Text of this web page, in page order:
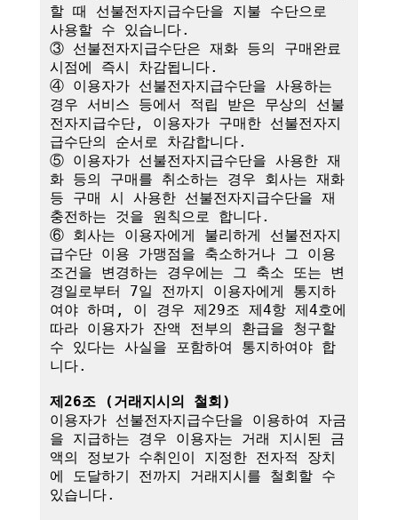
할 때 선불전자지급수단을 지불 수단으로
사용할 수 있습니다.
③ 선불전자지급수단은 재화 등의 구매완료
시점에 즉시 차감됩니다.
④ 이용자가 선불전자지급수단을 사용하는
경우 서비스 등에서 적립 받은 무상의 선불
전자지급수단, 이용자가 구매한 선불전자지
급수단의 순서로 차감합니다.
⑤ 이용자가 선불전자지급수단을 사용한 재
화 등의 구매를 취소하는 경우 회사는 재화
등 구매 시 사용한 선불전자지급수단을 재
충전하는 것을 원칙으로 합니다.
⑥ 회사는 이용자에게 불리하게 선불전자지
급수단 이용 가맹점을 축소하거나 그 이용
조건을 변경하는 경우에는 그 축소 또는 변
경일로부터 7일 전까지 이용자에게 통지하
여야 하며, 이 경우 제29조 제4항 제4호에
따라 이용자가 잔액 전부의 환급을 청구할
수 있다는 사실을 포함하여 통지하여야 합
니다.
제26조 (거래지시의 철회)
이용자가 선불전자지급수단을 이용하여 자금
을 지급하는 경우 이용자는 거래 지시된 금
액의 정보가 수취인이 지정한 전자적 장치
에 도달하기 전까지 거래지시를 철회할 수
있습니다.